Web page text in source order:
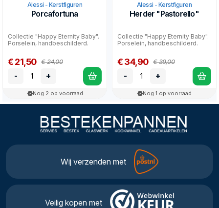
Alessi - Kerstfiguren
Porcafortuna
Collectie "Happy Eternity Baby".
Porselein, handbeschilderd.
€ 21,50 € 24,00
- +
Nog 2 op voorraad
Alessi - Kerstfiguren
Herder "Pastorello"
Collectie "Happy Eternity Baby".
Porselein, handbeschilderd.
€ 34,90 € 39,00
- +
Nog 1 op voorraad
Wij verzenden met
Veilig kopen met